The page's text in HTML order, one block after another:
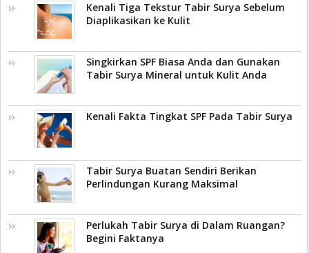
Kenali Tiga Tekstur Tabir Surya Sebelum
Diaplikasikan ke Kulit
Singkirkan SPF Biasa Anda dan Gunakan
Tabir Surya Mineral untuk Kulit Anda
Kenali Fakta Tingkat SPF Pada Tabir Surya
Tabir Surya Buatan Sendiri Berikan
Perlindungan Kurang Maksimal
Perlukah Tabir Surya di Dalam Ruangan?
Begini Faktanya